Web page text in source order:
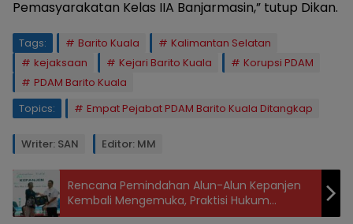
Pemasyarakatan Kelas IIA Banjarmasin,” tutup Dikan.
Tags: Barito Kuala
Kalimantan Selatan
kejaksaan
Kejari Barito Kuala
Korupsi PDAM
PDAM Barito Kuala
Topics:
Empat Pejabat PDAM Barito Kuala Ditangkap
Writer: SAN Editor: MM
Rencana Pemindahan Alun-Alun Kepanjen
Kembali Mengemuka, Praktisi Hukum
Ingatkan Transparansi dan Kepatuhan Tata